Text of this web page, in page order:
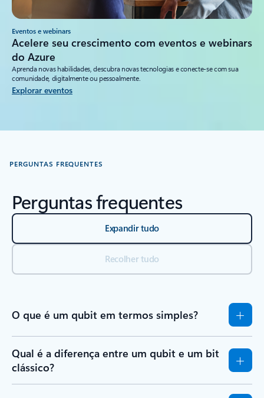
Eventos e webinars
Acelere seu crescimento com eventos e webinars
do Azure
Aprenda novas habilidades, descubra novas tecnologias e conecte-se com sua
comunidade, digitalmente ou pessoalmente.
Explorar eventos
PERGUNTAS FREQUENTES
Perguntas frequentes
Expandir tudo
Recolher tudo
O que é um qubit em termos simples?
Qual é a diferença entre um qubit e um bit
clássico?